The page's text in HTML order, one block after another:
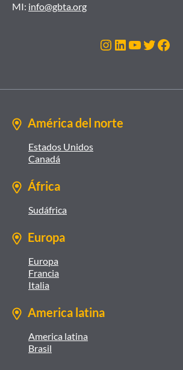
MI: info@gbta.org
Instagram
LinkedIn
YouTube
Twitter
América del norte
Estados Unidos
Canadá
África
Sudáfrica
Europa
Europa
Francia
Italia
America latina
America latina
Brasil